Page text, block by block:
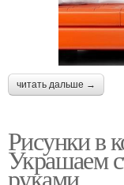
читать дальше →
Рисунки в
Украшаем